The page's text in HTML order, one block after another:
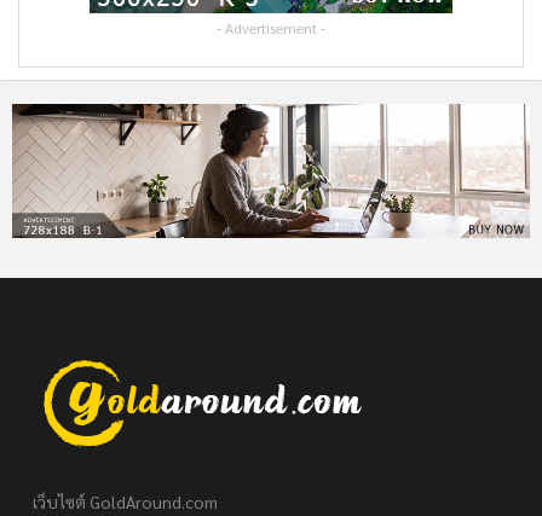
- Advertisement -
เว็บไซต์ GoldAround.com